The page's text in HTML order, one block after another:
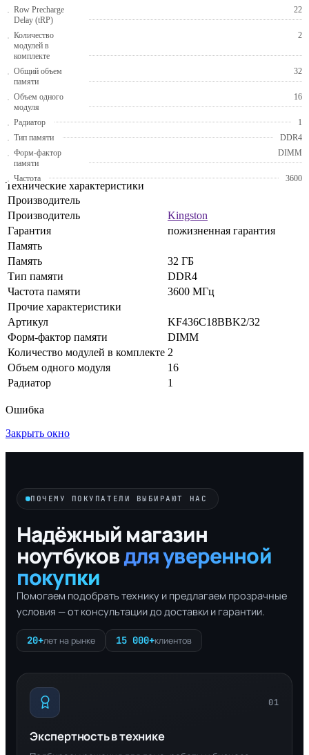
Row Precharge
Delay (tRP)
22
Количество
модулей в
комплекте
2
Общий объем
памяти
32
Объем одного
модуля
16
Радиатор
1
Тип памяти
DDR4
Форм-фактор
памяти
DIMM
Частота 3600
Технические характеристики
Производитель
Производитель
Kingston
Гарантия
пожизненная гарантия
Память
Память
32 ГБ
Тип памяти
DDR4
Частота памяти
3600 МГц
Прочие характеристики
Артикул
KF436C18BBK2/32
Форм-фактор памяти
DIMM
Количество модулей в комплекте 2
Объем одного модуля
16
Радиатор
1
Ошибка
Закрыть окно
ПОЧЕМУ ПОКУПАТЕЛИ ВЫБИРАЮТ НАС
Надёжный магазин
ноутбуковдля уверенной
покупки
Помогаем подобрать технику и предлагаем прозрачные
условия — от консультации до доставки и гарантии.
20+лет на рынке 15 000+клиентов
01
Экспертность в технике